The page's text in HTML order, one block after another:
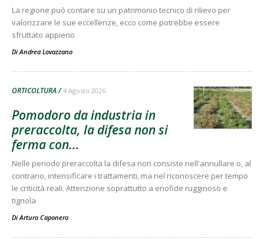
La regione può contare su un patrimonio tecnico di rilievo per
valorizzare le sue eccellenze, ecco come potrebbe essere
sfruttato appieno
Di Andrea Lovazzano
ORTICOLTURA 4 Agosto 2026
Pomodoro da industria in
preraccolta, la difesa non si
ferma con...
Nelle periodo preraccolta la difesa non consiste nell'annullare o, al
contrario, intensificare i trattamenti, ma nel riconoscere per tempo
le criticità reali. Attenzione soprattutto a eriofide rugginoso e
tignola
Di Arturo Caponero